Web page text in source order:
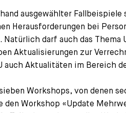
ausgewählter
Herausforderungen bei
darf auch das
Aktualisierungen zur
auch Aktualitäten im Bereich
Workshops, von denen
den Workshop «Update